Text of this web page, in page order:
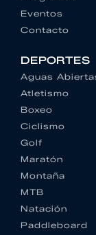
Eventos
Contacto
DEPORTES
Aguas
Atletismo
Boxeo
Ciclismo
Golf
Maratón
Montaña
MTB
Natación
Paddleboard